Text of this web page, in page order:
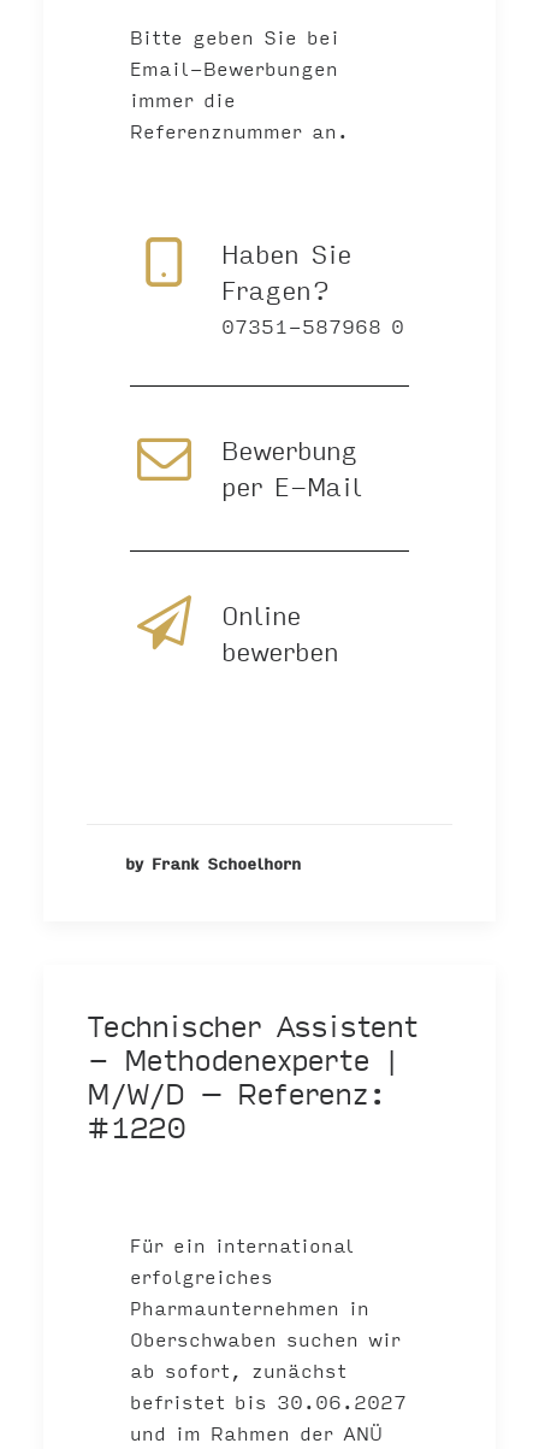
Bitte geben Sie bei
Email-Bewerbungen
immer die
Referenznummer an.
Haben Sie
Fragen?
07351-587968 0
Bewerbung
per E-Mail
Online
bewerben
by Frank Schoelhorn
Technischer Assistent
- Methodenexperte |
M/W/D – Referenz:
#1220
Für ein international
erfolgreiches
Pharmaunternehmen in
Oberschwaben suchen wir
ab sofort, zunächst
befristet bis 30.06.2027
und im Rahmen der ANÜ